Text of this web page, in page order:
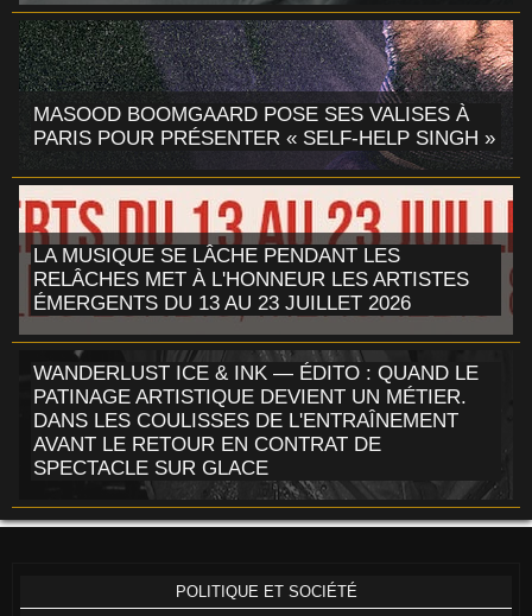
MASOOD BOOMGAARD POSE SES VALISES À
PARIS POUR PRÉSENTER « SELF-HELP SINGH »
LA MUSIQUE SE LÂCHE PENDANT LES
RELÂCHES MET À L'HONNEUR LES ARTISTES
ÉMERGENTS DU 13 AU 23 JUILLET 2026
WANDERLUST ICE & INK — ÉDITO : QUAND LE
PATINAGE ARTISTIQUE DEVIENT UN MÉTIER.
DANS LES COULISSES DE L'ENTRAÎNEMENT
AVANT LE RETOUR EN CONTRAT DE
SPECTACLE SUR GLACE
POLITIQUE ET SOCIÉTÉ